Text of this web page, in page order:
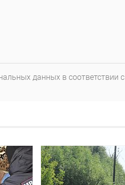
данных в соответствии с